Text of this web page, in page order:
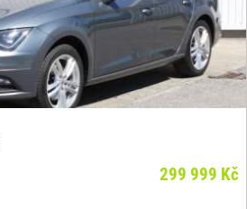
299 999 Kč